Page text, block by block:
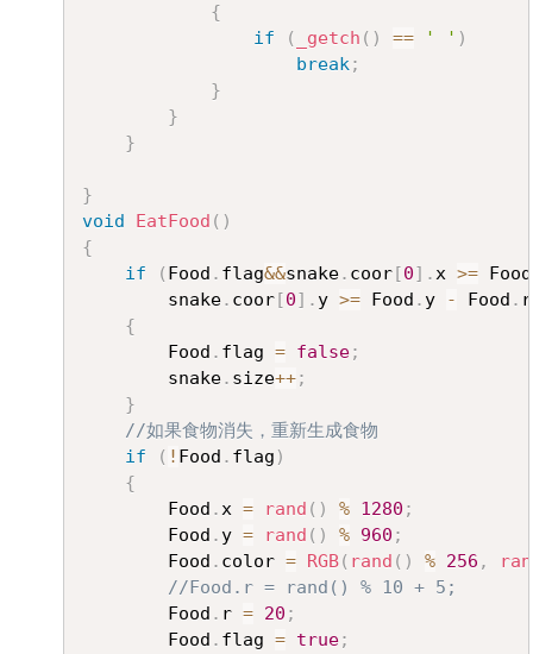
{
if
( _getch ( ) == ' ' )
break;
}
}
}
}
void
EatFood ( )
{
if
( Food . flag&&snake. coor[0] .x >= Food
		snake
. coor[0] . y >= Food . y - Food . r
{
		Food
. flag = false;
		snake
. size++;
}
//如果食物消失，重新生成食物
if
( ! Food . flag )
{
		Food
.x = rand ( ) % 1280 ;
		Food
. y = rand ( ) % 960 ;
		Food
. color = RGB( rand ( ) % 256 ,
//Food.r = rand() % 10 + 5;
		Food
. r = 20 ;
		Food
. flag = true;